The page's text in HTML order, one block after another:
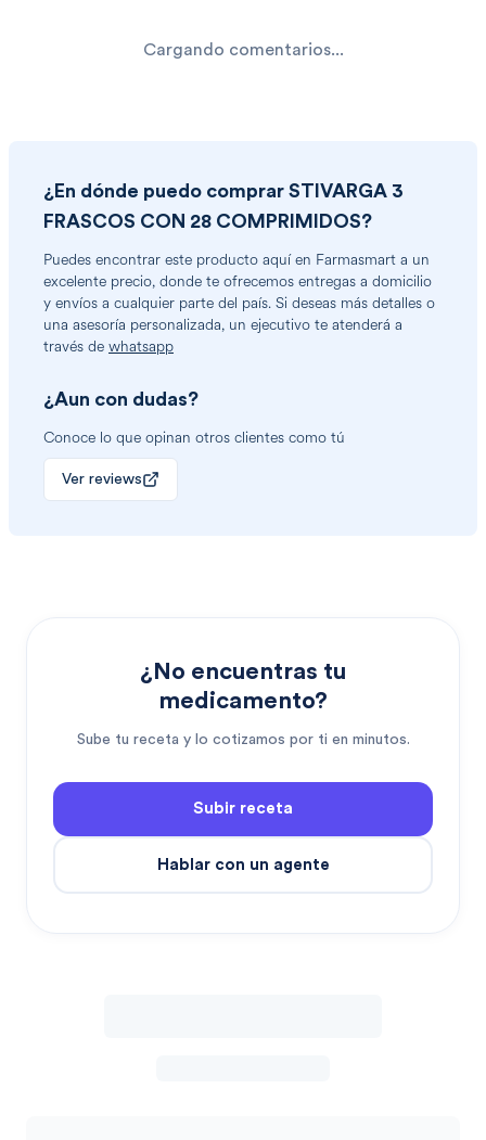
Cargando comentarios...
¿En dónde puedo comprar STIVARGA 3
FRASCOS CON 28 COMPRIMIDOS?
Puedes encontrar este producto aquí en Farmasmart a un
excelente precio, donde te ofrecemos entregas a domicilio
y envíos a cualquier parte del país. Si deseas más detalles o
una asesoría personalizada, un ejecutivo te atenderá a
través de whatsapp
¿Aun con dudas?
Conoce lo que opinan otros clientes como tú
Ver reviews
¿No encuentras tu
medicamento?
Sube tu receta y lo cotizamos por ti en minutos.
Subir receta
Hablar con un agente